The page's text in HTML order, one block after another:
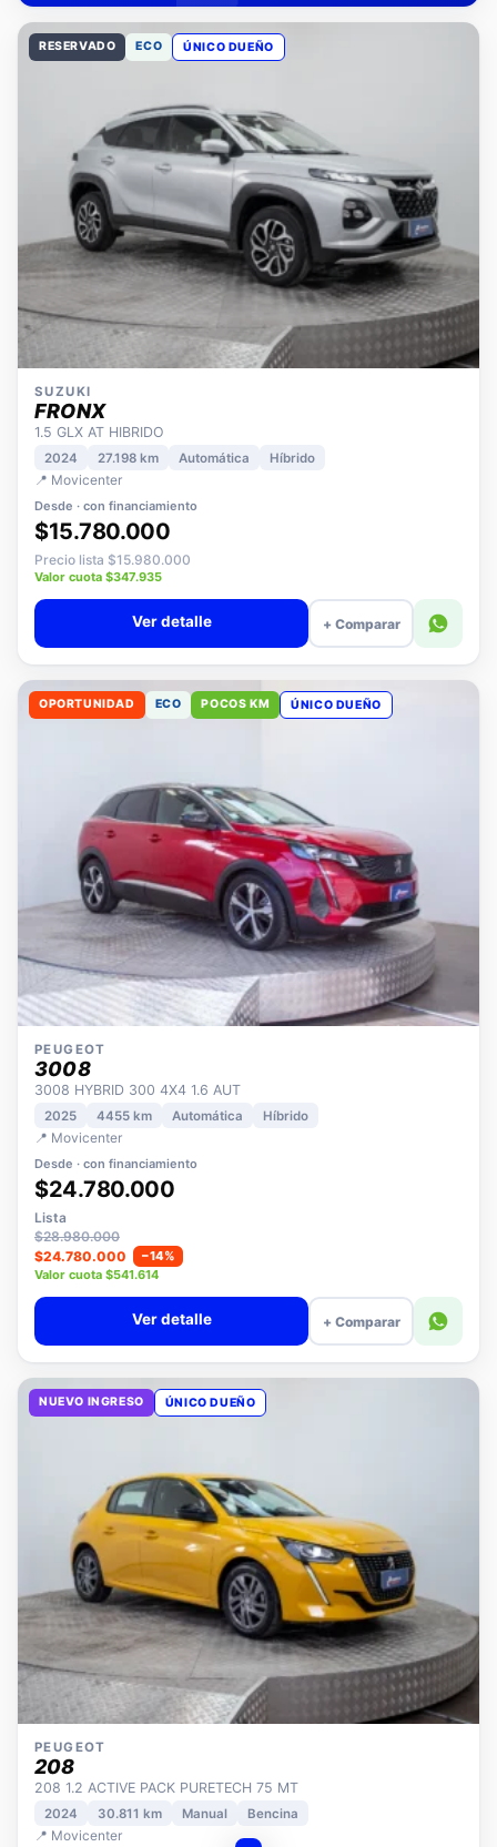
RESERVADO ECO
SUZUKI
FRONX
1.5 GLX AT HIBRIDO
2024 27.198 km
📍 Movicenter
Desde · con financiamiento
$15.780.000
Precio lista $15.980.000
Valor cuota $347.935
+ Comparar
OPORTUNIDAD ECO POCOS KM
PEUGEOT
3008
3008 HYBRID 300 4X4 1.6 AUT
2025 4455 km
📍 Movicenter
Desde · con financiamiento
$24.780.000
Lista
$28.980.000
$24.780.000
−14%
Valor cuota $541.614
+ Comparar
NUEVO INGRESO
PEUGEOT
208
208 1.2 ACTIVE PACK PURETECH 75 MT
2024 30.811 km